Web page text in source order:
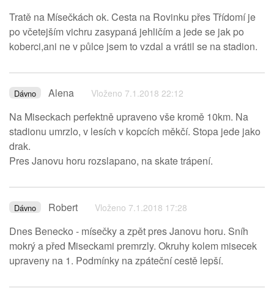
Tratě na Mísečkách ok. Cesta na Rovinku přes Třídomí je
po včetejším vichru zasypaná jehličím a jede se jak po
koberci,ani ne v půlce jsem to vzdal a vrátil se na stadion.
Dávno Alena Vloženo 7.1.2018 22:12
Na Miseckach perfektně upraveno vše kromě 10km. Na
stadionu umrzlo, v lesích v kopcích měkčí. Stopa jede jako
drak.
Pres Janovu horu rozslapano, na skate trápení.
Dávno Robert Vloženo 7.1.2018 17:28
Dnes Benecko - mísečky a zpět pres Janovu horu. Sníh
mokrý a před Miseckami premrzly. Okruhy kolem misecek
upraveny na 1. Podmínky na zpáteční cestě lepší.